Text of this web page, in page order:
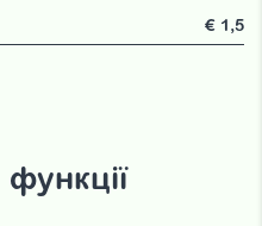
€ 1,5